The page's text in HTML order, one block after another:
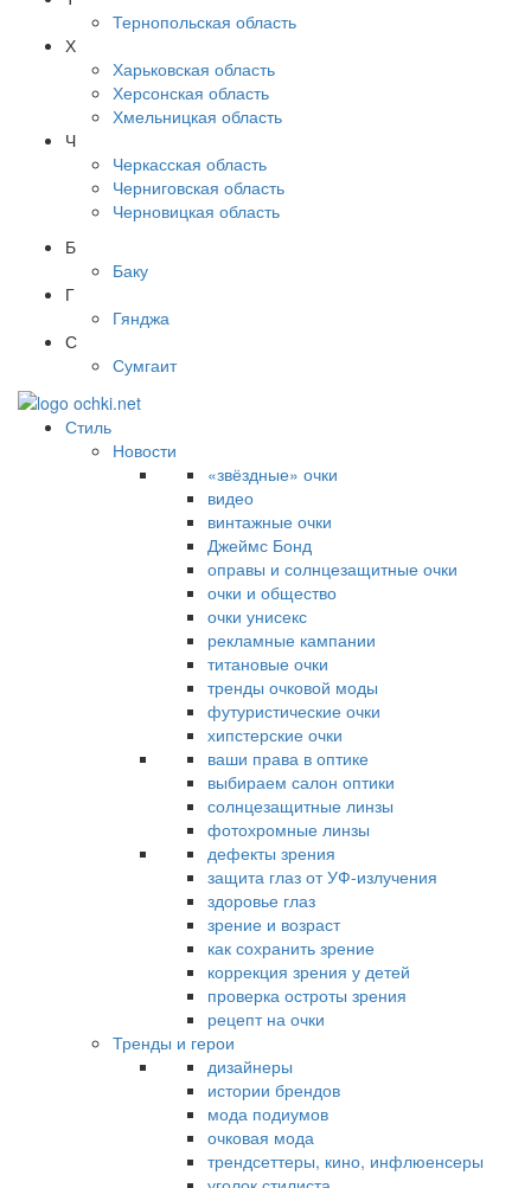
Тернопольская область
Х
Харьковская область
Херсонская область
Хмельницкая область
Ч
Черкасская область
Черниговская область
Черновицкая область
Б
Баку
Г
Гянджа
С
Сумгаит
Стиль
Новости
«звёздные» очки
видео
винтажные очки
Джеймс Бонд
оправы и солнцезащитные очки
очки и общество
очки унисекс
рекламные кампании
титановые очки
тренды очковой моды
футуристические очки
хипстерские очки
ваши права в оптике
выбираем салон оптики
солнцезащитные линзы
фотохромные линзы
дефекты зрения
защита глаз от УФ-излучения
здоровье глаз
зрение и возраст
как сохранить зрение
коррекция зрения у детей
проверка остроты зрения
рецепт на очки
Тренды и герои
дизайнеры
истории брендов
мода подиумов
очковая мода
трендсеттеры, кино, инфлюенсеры